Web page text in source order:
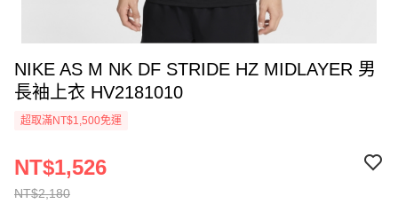
NIKE AS M NK DF STRIDE HZ MIDLAYER 男
長袖上衣 HV2181010
超取滿NT$1,500免運
NT$2,180
NT$1,526